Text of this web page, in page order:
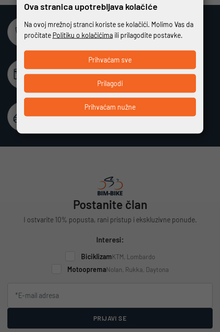
Sigurna online kupovina
Potpuno zaštićeno i sigurno plaćanje
Beskamatno plaćanje
Različiti način plaćanja na rate bez kamata
Postanite član
I ostvarite 10% popusta, rani pristup i ekskluzivne ponude.
Interesi:
BiciklizamKTM, Lombardo
MotoopremaNolan, Rukka, Daytona
PRIJAVI SE
Ova stranica upotrebljava kolačiće
Na ovoj mrežnoj stranci koriste se kolačići. Molimo Vas da
pročitate Politiku o kolačićimaili prilagodite postavke.
Prihvaćam nužne
Prilagodi
Prihvaćam sve